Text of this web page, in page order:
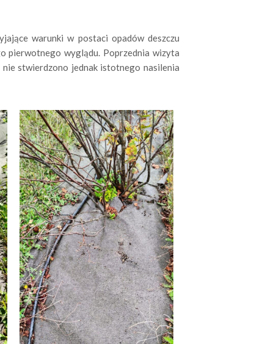
warunki w postaci opadów deszczu
pierwotnego wyglądu. Poprzednia wizyta
nie stwierdzono jednak istotnego nasilenia